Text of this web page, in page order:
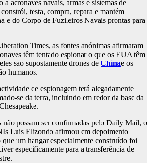
a aeronaves navais, armas e sistemas de
testa, compra, repara e mantém
e do Corpo de Fuzileiros Navais prontas para
Times, as fontes anónimas afirmaram
têm tentado espionar o que os EUA têm
são supostamente drones de Chinae os
humanos.
de espionagem terá alegadamente
se da terra, incluindo em redor da base da
não possam ser confirmadas pelo Daily Mail, o
Luis Elizondo afirmou em depoimento
que um hangar especialmente construído foi
especificamente para a transferência de